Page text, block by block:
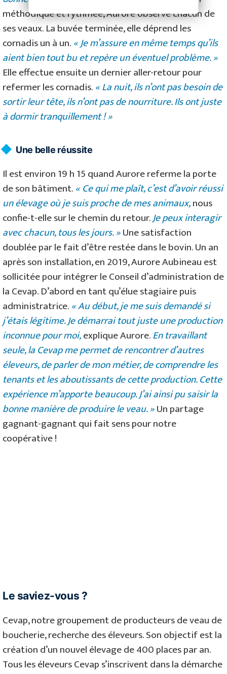
méthodique et rythmée, Aurore observe chacun de
ses veaux. La buvée terminée, elle déprend les
cornadis un à un.« Je m’assure en même temps qu’ils
aient bien tout bu et repère un éventuel problème. »
Elle effectue ensuite un dernier aller-retour pour
refermer les cornadis.« La nuit, ils n’ont pas besoin de
sortir leur tête, ils n’ont pas de nourriture. Ils ont juste
à dormir tranquillement ! »
Une belle réussite
Il est environ 19 h 15 quand Aurore referme la porte
de son bâtiment.« Ce qui me plaît, c’est d’avoir réussi
un élevage où je suis proche de mes animaux,nous
confie-t-elle sur le chemin du retour.Je peux interagir
avec chacun, tous les jours. »Une satisfaction
doublée par le fait d’être restée dans le bovin. Un an
après son installation, en 2019, Aurore Aubineau est
sollicitée pour intégrer le Conseil d’administration de
la Cevap. D’abord en tant qu’élue stagiaire puis
administratrice.« Au début, je me suis demandé si
j’étais légitime. Je démarrai tout juste une production
inconnue pour moi,explique Aurore.En travaillant
seule, la Cevap me permet de rencontrer d’autres
éleveurs, de parler de mon métier, de comprendre les
tenants et les aboutissants de cette production. Cette
expérience m’apporte beaucoup. J’ai ainsi pu saisir la
bonne manière de produire le veau. »Un partage
gagnant-gagnant qui fait sens pour notre
coopérative !
Le saviez-vous ?
Cevap, notre groupement de producteurs de veau de
boucherie, recherche des éleveurs. Son objectif est la
création d’un nouvel élevage de 400 places par an.
Tous les éleveurs Cevap s’inscrivent dans la démarche